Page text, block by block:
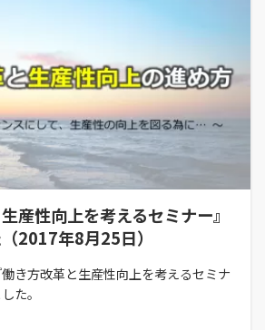
産性向上を考えるセミナー』
2017年8月25日）
き方改革と生産性向上を考えるセミナ
た。